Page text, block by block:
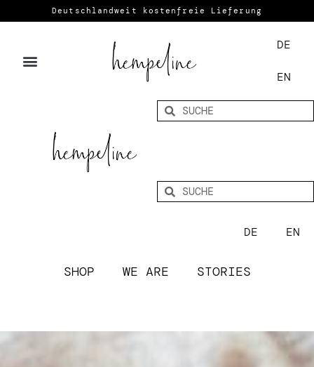
Deutschlandweit kostenfreie Lieferung
DE
EN
DE EN
SHOP WE ARE STORIES